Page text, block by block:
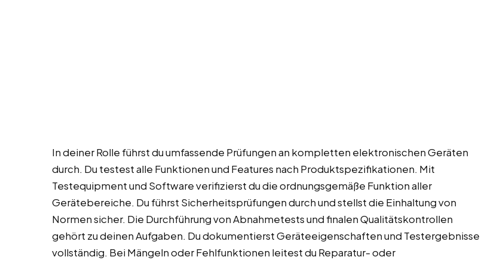
In deiner Rolle führst du umfassende Prüfungen an kompletten elektronischen Geräten
durch. Du testest alle Funktionen und Features nach Produktspezifikationen. Mit
Testequipment und Software verifizierst du die ordnungsgemäße Funktion aller
Gerätebereiche. Du führst Sicherheitsprüfungen durch und stellst die Einhaltung von
Normen sicher. Die Durchführung von Abnahmetests und finalen Qualitätskontrollen
gehört zu deinen Aufgaben. Du dokumentierst Geräteeigenschaften und Testergebnisse
vollständig. Bei Mängeln oder Fehlfunktionen leitest du Reparatur- oder